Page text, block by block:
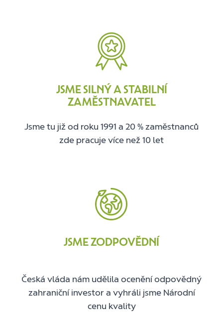
JSME SILNÝ A STABILNÍ
ZAMĚSTNAVATEL
Jsme tu již od roku 1991 a 20 % zaměstnanců
zde pracuje více než 10 let
JSME ZODPOVĚDNÍ
Česká vláda nám udělila ocenění odpovědný
zahraniční investor a vyhráli jsme Národní
cenu kvality